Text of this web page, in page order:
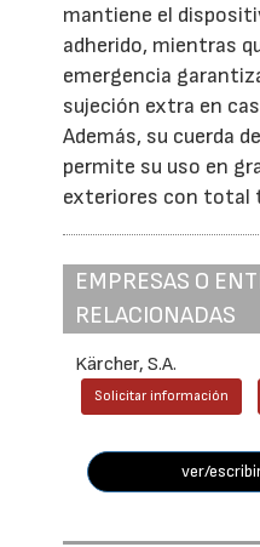
mantiene el
adherido, mientras
emergencia
sujeción extra en
Además, su cuerda
permite su uso en
exteriores con total
EMPRESAS O
RELACIONADAS
Kärcher, S.A.
Solicitar información
ver/